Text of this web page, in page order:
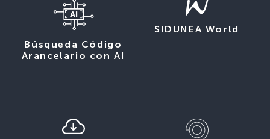
Búsqueda Código
Arancelario con AI
SIDUNEA World